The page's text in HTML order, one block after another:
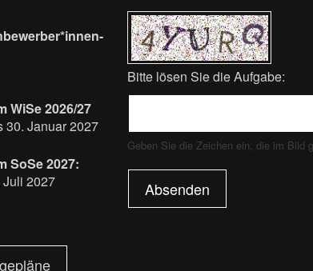
WiSe 2026/27
30. Januar 2027
SoSe 2027:
Juli 2027
Bitte lösen Sie die Aufgabe:
Geben Sie die Zeichen ein, die im Bild
Absenden